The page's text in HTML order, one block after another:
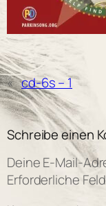
« cd-6s – 1
Schreibe einen
Deine E-Mail-
Erforderliche